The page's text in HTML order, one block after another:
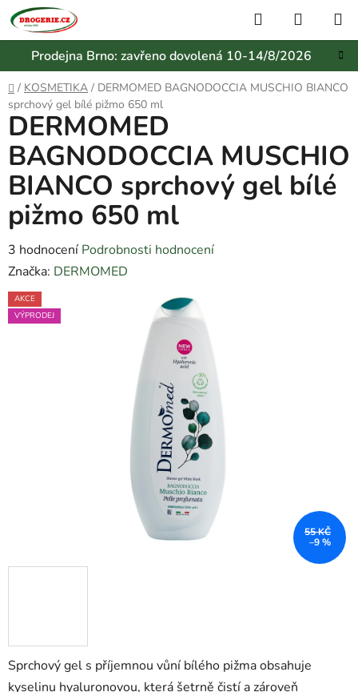
Přejít
na
obsah
Prodejna Brno: zavřeno dovolená 10-14/8/2026
Hledat
KOŠÍK
Domů
/ KOSMETIKA / DERMOMED BAGNODOCCIA MUSCHIO BIANCO
sprchový gel bílé pižmo 650 ml
Sprchový gel s příjemnou vůní bílého pižma obsahuje
kyselinu hyaluronovou, která šetrně čistí a zároveň
DERMOMED
BAGNODOCCIA MUSCHIO
BIANCO sprchový gel bílé
pižmo 650 ml
Průměrné
hodnocení
produktu
je
3 hodnocení Podrobnosti hodnocení
Značka: DERMOMED
AKCE
VÝPRODEJ
55 KČ
–9 %